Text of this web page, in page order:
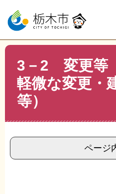
ー
の
先
ニ
ー
を
へ
トップページ 組織でさがす
等（計画変更・軽微な変更・
3－2 変更等
軽微な変更・
等）
ページ